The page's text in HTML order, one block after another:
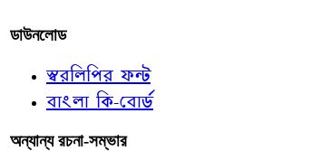
ডাউনলোড
স্বরলিপির ফন্ট
বাংলা কি-বোর্ড
অন্যান্য রচনা-সম্ভার